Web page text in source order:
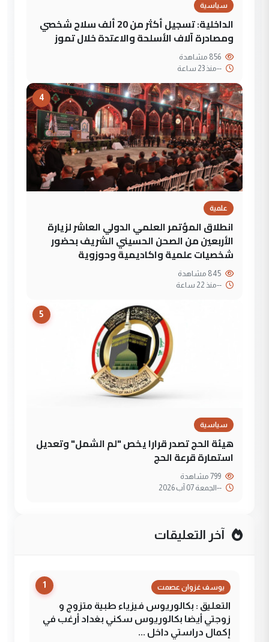
سياسية
الداخلية: تسجيل أكثر من 20 ألف سلاح شخصي
ومصادرة آلاف الأسلحة والاعتدة خلال تموز
--منذ 23 ساعة
4
علمية
انطلاق المؤتمر العلمي الدولي العاشر لزيارة
الأربعين من الصحن الحسيني الشريف بحضور
شخصيات علمية واكاديمية وحوزوية
--منذ 22 ساعة
5
سياسية
هيئة الحج تصدر قرارا يخص "لم الشمل" وتعديل
استمارة قرعة الحج
--الجمعة 07 آب 2026
آخر التعليقات
1 يوسف غزوان عصمت
التعليق : بكالوريوس فيزياء طبية متزوج و
زوجتي أيضا بكالوريوس سكني بغداد أرغب في
إكمال دراستي داخل ...